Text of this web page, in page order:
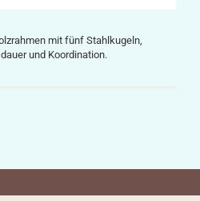
mit fünf Stahlkugeln,
und Koordination.